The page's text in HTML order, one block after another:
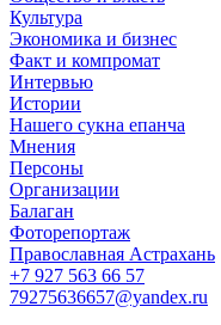
Культура
Экономика и бизнес
Факт и компромат
Интервью
Истории
Нашего сукна епанча
Мнения
Персоны
Организации
Балаган
Фоторепортаж
Православная Астрахань
+7 927 563 66 57
79275636657@yandex.ru